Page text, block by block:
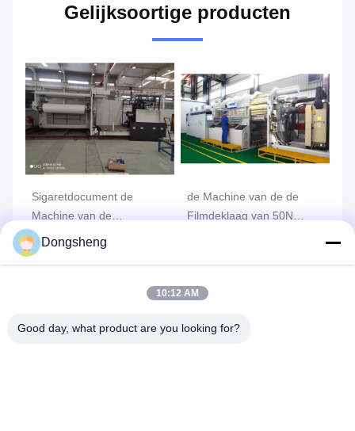
Gelijksoortige producten
Sigaretdocument de
Machine van de
Aluminiumdeklaag,
Vacuüm het Metalliseren
de Machine van de de
Filmdeklaag van 50N
Dongsheng
10:12 AM
Good day, what product are you looking for?